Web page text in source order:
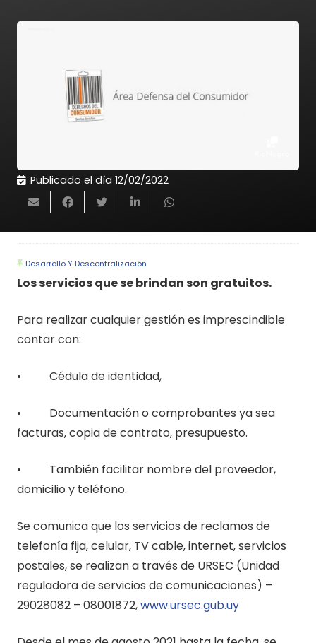
Publicado el día 12/02/2022
Desarrollo Y Descentralización
Los servicios que se brindan son gratuitos.
Para realizar cualquier gestión es imprescindible
contar con:
• Cédula de identidad,
• Documentación o comprobantes ya sea
facturas, copia de contrato, presupuesto.
• También facilitar nombre del proveedor,
domicilio y teléfono.
Se comunica que los servicios de reclamos de
telefonía fija, celular, TV cable, internet, servicios
postales, se realizan a través de URSEC (Unidad
reguladora de servicios de comunicaciones) –
29028082 – 08001872,www.ursec.gub.uy